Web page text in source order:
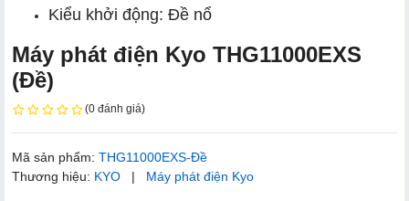
Kiểu khởi động: Đề nổ
Máy phát điện Kyo THG11000EXS
(Đề)
(0 đánh giá)
Mã sản phẩm: THG11000EXS-Đề
Thương hiệu: KYO | Máy phát điện Kyo